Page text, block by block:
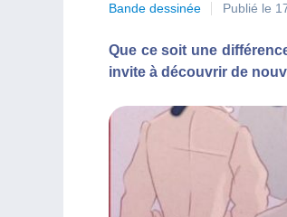
Bande dessinée Publié le
Que ce soit une
invite à découvrir de